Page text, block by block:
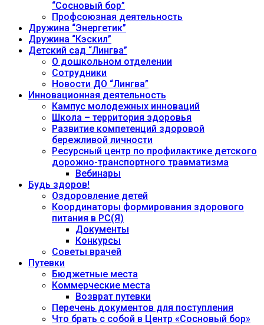
“Сосновый бор”
Профсоюзная деятельность
Дружина “Энергетик”
Дружина “Кэскил”
Детский сад “Лингва”
О дошкольном отделении
Сотрудники
Новости ДО “Лингва”
Инновационная деятельность
Кампус молодежных инноваций
Школа – территория здоровья
Развитие компетенций здоровой
бережливой личности
Ресурсный центр по профилактике детского
дорожно-транспортного травматизма
Вебинары
Будь здоров!
Оздоровление детей
Координаторы формирования здорового
питания в РС(Я)
Документы
Конкурсы
Советы врачей
Путевки
Бюджетные места
Коммерческие места
Возврат путевки
Перечень документов для поступления
Что брать с собой в Центр «Сосновый бор»